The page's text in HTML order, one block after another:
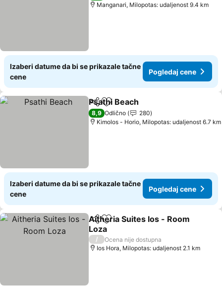
Manganari, Milopotas: udaljenost 9.4 km
Izaberi datume da bi se prikazale tačne
cene
Pogledaj cene
Deli Dodati u favorite
Psathi Beach
8,9 Odlično
280
Kimolos - Horio, Milopotas: udaljenost 6.7 km
Izaberi datume da bi se prikazale tačne
cene
Pogledaj cene
Deli Dodati u favorite
Aitheria Suites Ios - Room
Loza
Pogledaj cene
/
Ocena nije dostupna
Ios Hora, Milopotas: udaljenost 2.1 km